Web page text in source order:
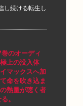
し続ける転生し
のオーディ
上の没入体
マックスへ加
命を吹き込ま
熱量が聴く者
。